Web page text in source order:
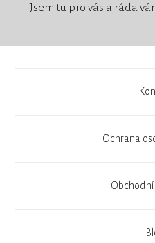
Jsem tu pro vás a ráda
Ochrana